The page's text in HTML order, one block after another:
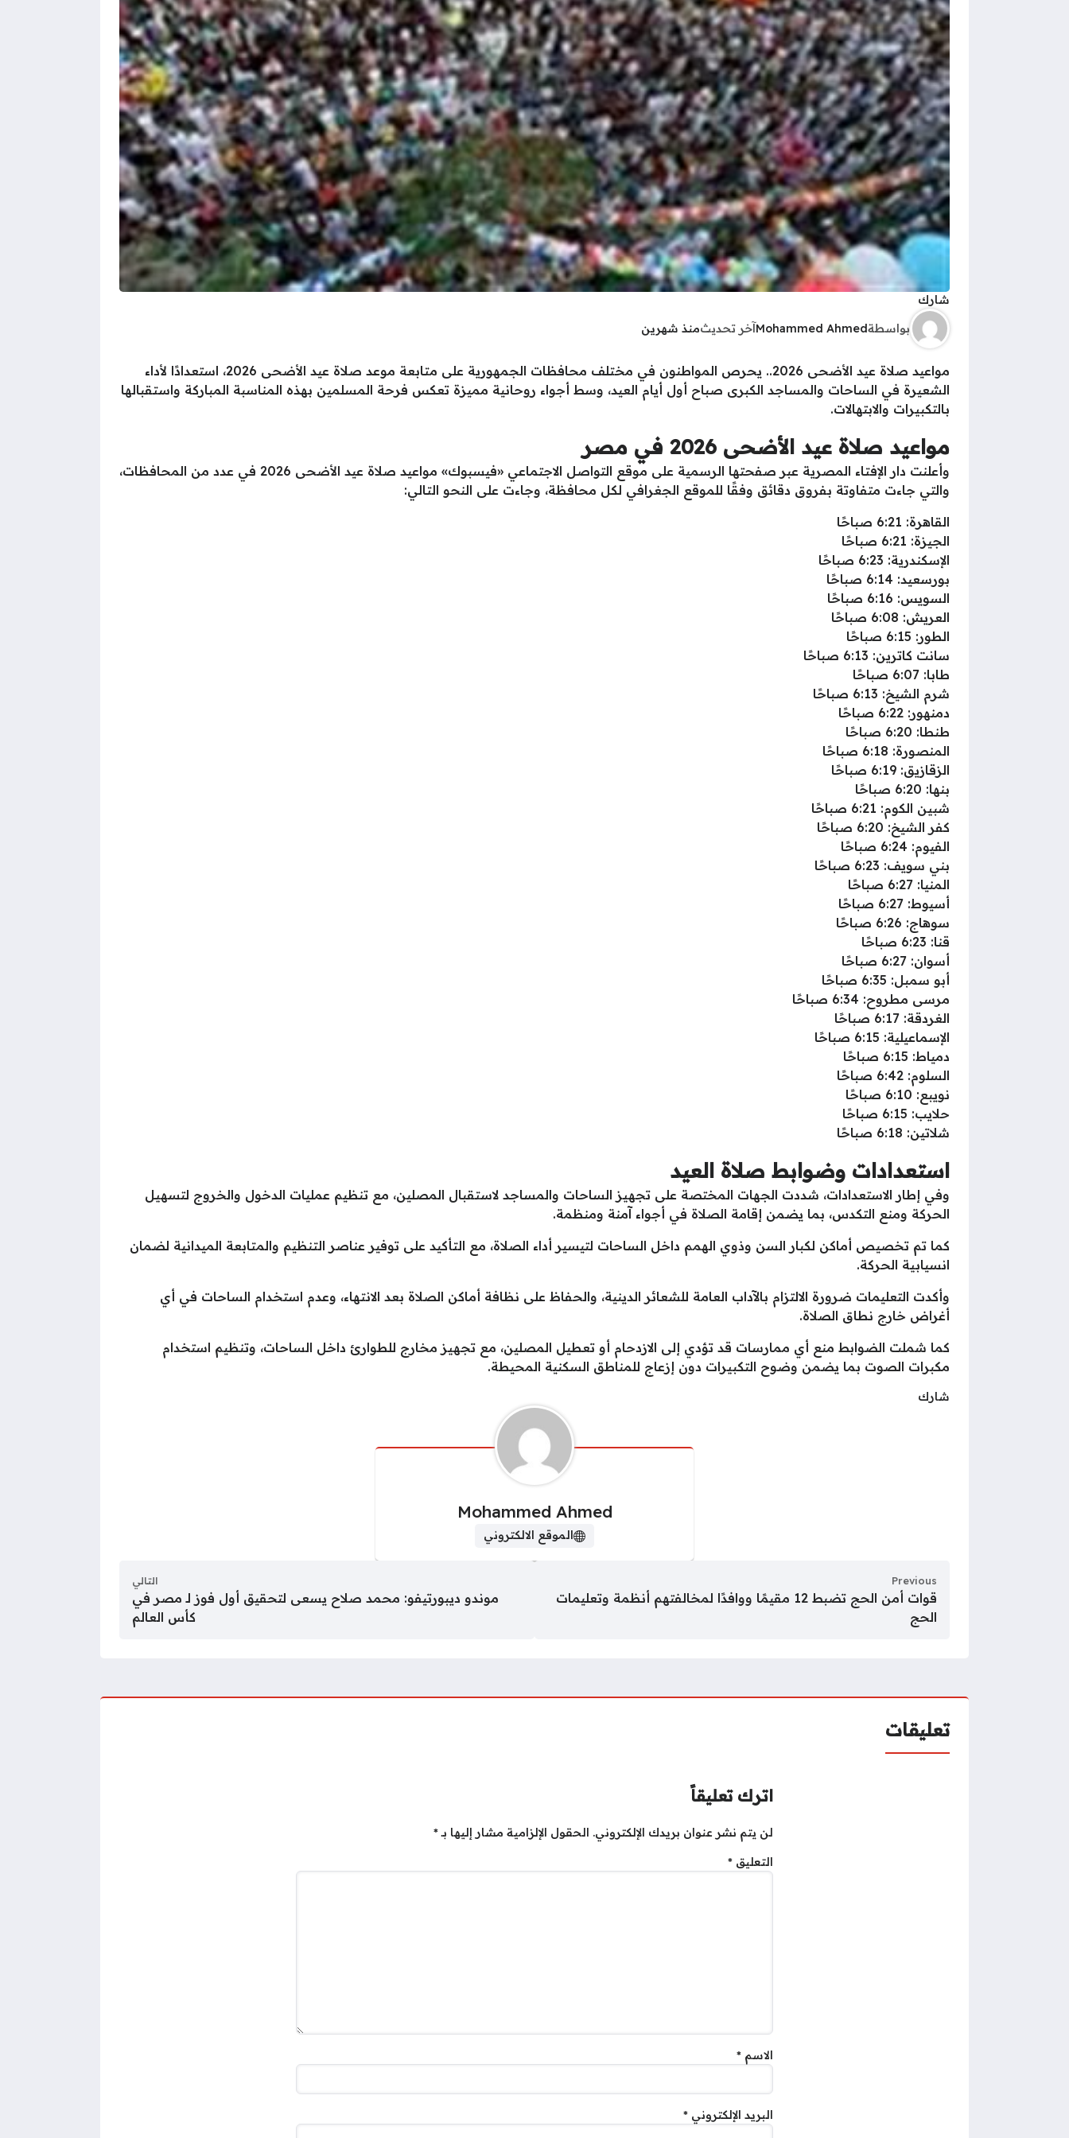
شارك
بواسطةMohammed Ahmedآخر تحديثمنذ شهرين
مواعيد صلاة عيد الأضحى 2026.. يحرص المواطنون في مختلف محافظات الجمهورية على متابعة موعد صلاة عيد الأضحى 2026، استعدادًا لأداء
الشعيرة في الساحات والمساجد الكبرى صباح أول أيام العيد، وسط أجواء روحانية مميزة تعكس فرحة المسلمين بهذه المناسبة المباركة واستقبالها
بالتكبيرات والابتهالات.
مواعيد صلاة عيد الأضحى 2026 في مصر
وأعلنت دار الإفتاء المصرية عبر صفحتها الرسمية على موقع التواصل الاجتماعي «فيسبوك» مواعيد صلاة عيد الأضحى 2026 في عدد من المحافظات،
والتي جاءت متفاوتة بفروق دقائق وفقًا للموقع الجغرافي لكل محافظة، وجاءت على النحو التالي:
القاهرة: 6:21 صباحًا
الجيزة: 6:21 صباحًا
الإسكندرية: 6:23 صباحًا
بورسعيد: 6:14 صباحًا
السويس: 6:16 صباحًا
العريش: 6:08 صباحًا
الطور: 6:15 صباحًا
سانت كاترين: 6:13 صباحًا
طابا: 6:07 صباحًا
شرم الشيخ: 6:13 صباحًا
دمنهور: 6:22 صباحًا
طنطا: 6:20 صباحًا
المنصورة: 6:18 صباحًا
الزقازيق: 6:19 صباحًا
بنها: 6:20 صباحًا
شبين الكوم: 6:21 صباحًا
كفر الشيخ: 6:20 صباحًا
الفيوم: 6:24 صباحًا
بني سويف: 6:23 صباحًا
المنيا: 6:27 صباحًا
أسيوط: 6:27 صباحًا
سوهاج: 6:26 صباحًا
قنا: 6:23 صباحًا
أسوان: 6:27 صباحًا
أبو سمبل: 6:35 صباحًا
مرسى مطروح: 6:34 صباحًا
الغردقة: 6:17 صباحًا
الإسماعيلية: 6:15 صباحًا
دمياط: 6:15 صباحًا
السلوم: 6:42 صباحًا
نويبع: 6:10 صباحًا
حلايب: 6:15 صباحًا
شلاتين: 6:18 صباحًا
استعدادات وضوابط صلاة العيد
وفي إطار الاستعدادات، شددت الجهات المختصة على تجهيز الساحات والمساجد لاستقبال المصلين، مع تنظيم عمليات الدخول والخروج لتسهيل
الحركة ومنع التكدس، بما يضمن إقامة الصلاة في أجواء آمنة ومنظمة.
كما تم تخصيص أماكن لكبار السن وذوي الهمم داخل الساحات لتيسير أداء الصلاة، مع التأكيد على توفير عناصر التنظيم والمتابعة الميدانية لضمان
انسيابية الحركة.
وأكدت التعليمات ضرورة الالتزام بالآداب العامة للشعائر الدينية، والحفاظ على نظافة أماكن الصلاة بعد الانتهاء، وعدم استخدام الساحات في أي
أغراض خارج نطاق الصلاة.
كما شملت الضوابط منع أي ممارسات قد تؤدي إلى الازدحام أو تعطيل المصلين، مع تجهيز مخارج للطوارئ داخل الساحات، وتنظيم استخدام
مكبرات الصوت بما يضمن وضوح التكبيرات دون إزعاج للمناطق السكنية المحيطة.
شارك
Mohammed Ahmed
الموقع الالكتروني
Previous
قوات أمن الحج تضبط 12 مقيمًا ووافدًا لمخالفتهم أنظمة وتعليمات
الحج
التالي
موندو ديبورتيفو: محمد صلاح يسعى لتحقيق أول فوز لـ مصر في
كأس العالم
تعليقات
اترك تعليقاً
لن يتم نشر عنوان بريدك الإلكتروني. الحقول الإلزامية مشار إليها بـ*
التعليق *
الاسم *
البريد الإلكتروني *